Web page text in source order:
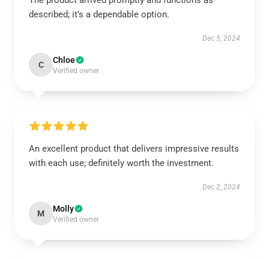
described; it’s a dependable option.
Dec 5, 2024
C Chloe
Verified owner
An excellent product that delivers impressive results
with each use; definitely worth the investment.
Dec 2, 2024
M Molly
Verified owner